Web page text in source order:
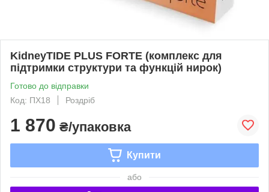
KidneyTIDE PLUS FORTE (комплекс для
підтримки структури та функцій нирок)
Готово до відправки
Код: ПХ18
Роздріб
1 870 ₴/упаковка
Купити
або